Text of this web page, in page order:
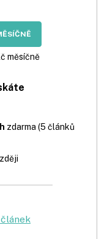
měsíčně
zdarma (5 článků